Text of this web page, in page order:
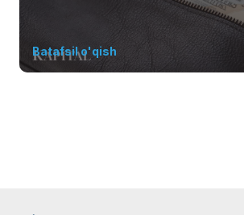
Batafsil o'qish